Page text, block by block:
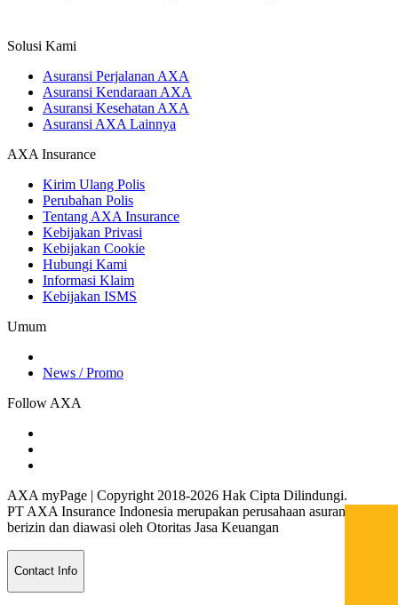
Solusi Kami
Asuransi Perjalanan AXA
Asuransi Kendaraan AXA
Asuransi Kesehatan AXA
Asuransi AXA Lainnya
AXA Insurance
Kirim Ulang Polis
Perubahan Polis
Tentang AXA Insurance
Kebijakan Privasi
Kebijakan Cookie
Hubungi Kami
Informasi Klaim
Kebijakan ISMS
Umum
News / Promo
Follow AXA
AXA myPage | Copyright 2018-2026 Hak Cipta Dilindungi.
PT AXA Insurance Indonesia merupakan perusahaan asuransi yang
berizin dan diawasi oleh Otoritas Jasa Keuangan
Contact Info